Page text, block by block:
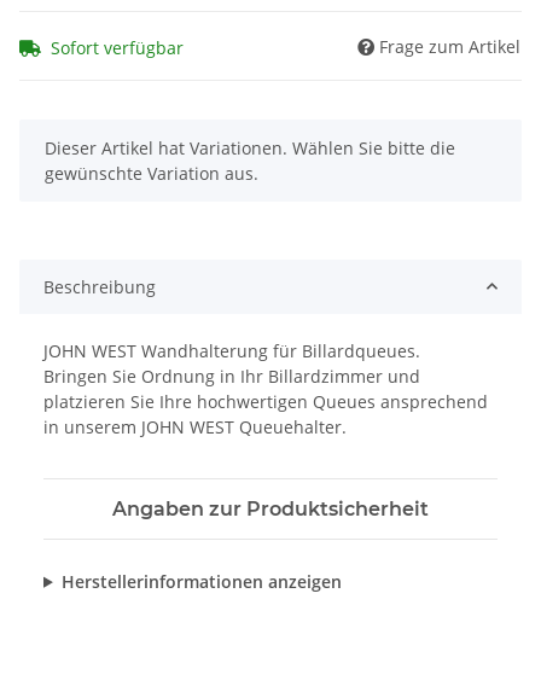
Sofort verfügbar Frage zum Artikel
x
Dieser Artikel hat Variationen. Wählen Sie bitte die
gewünschte Variation aus.
Beschreibung
JOHN WEST Wandhalterung für Billardqueues.
Bringen Sie Ordnung in Ihr Billardzimmer und
platzieren Sie Ihre hochwertigen Queues ansprechend
in unserem JOHN WEST Queuehalter.
Angaben zur Produktsicherheit
Herstellerinformationen anzeigen